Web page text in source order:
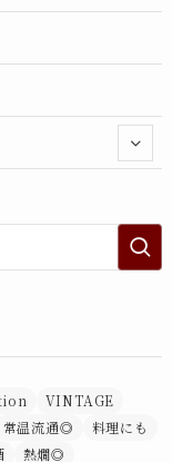
VINTAGE
常温流通◎
料理にも
熱燗◎